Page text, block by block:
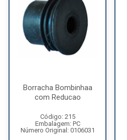
Borracha Bombinhaa
com Reducao
Código: 215
Embalagem: PC
Número Original: 0106031